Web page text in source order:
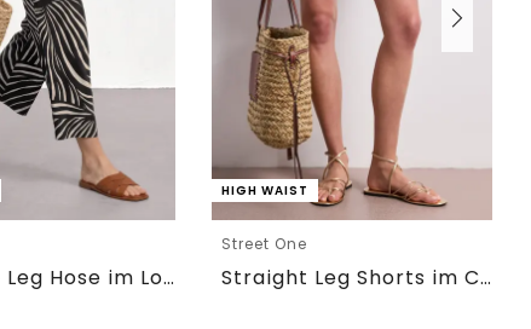
7/8 Wide Leg Hose im Loose Fit
HIGH WAIST
Street One
Straight Leg Shorts im Casual Fit